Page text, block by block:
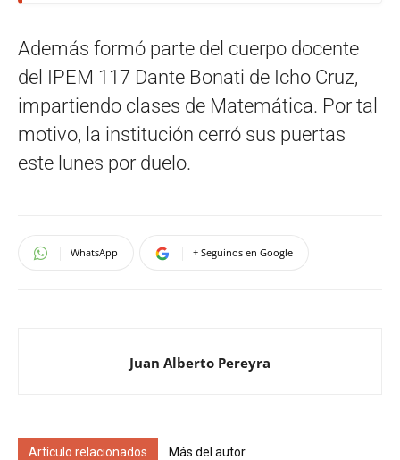
Además formó parte del cuerpo docente
del IPEM 117 Dante Bonati de Icho Cruz,
impartiendo clases de Matemática. Por tal
motivo, la institución cerró sus puertas
este lunes por duelo.
WhatsApp + Seguinos en Google
Juan Alberto Pereyra
Artículo relacionados Más del autor